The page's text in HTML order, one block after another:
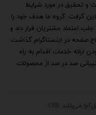
با بحث و تحقیق در مورد شرایط
گرفت. گروه ما هدف خود را
اعتماد مشتریان قرار داد و
صفحه در اینستاگرام گذاشت.
ارائه خدمات اقدام به راه
صد در صد از محصولات
آوا می‌باشد. 1399